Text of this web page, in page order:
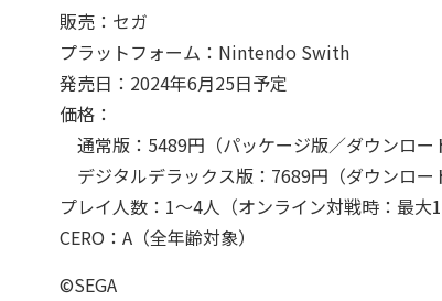
販売：セガ
プラットフォーム：Nintendo Swith
発売日：2024年6月25日予定
価格：
通常版：5489円（パッケージ版／ダウンロー
デジタルデラックス版：7689円（ダウンロー
プレイ人数：1～4人（オンライン対戦時：最大
CERO：A（全年齢対象）
©SEGA